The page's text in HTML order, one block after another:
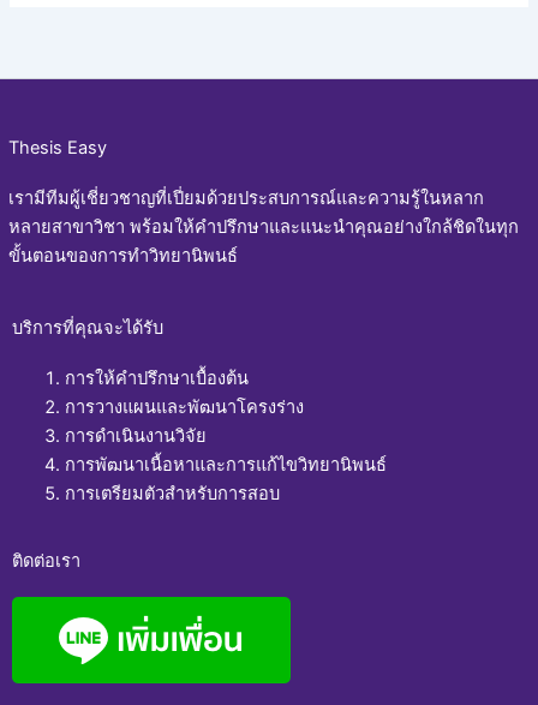
Thesis Easy
เรามีทีมผู้เชี่ยวชาญที่เปี่ยมด้วยประสบการณ์และความรู้ในหลาก
หลายสาขาวิชา พร้อมให้คำปรึกษาและแนะนำคุณอย่างใกล้ชิดในทุก
ขั้นตอนของการทำวิทยานิพนธ์
บริการที่คุณจะได้รับ
การให้คำปรึกษาเบื้องต้น
การวางแผนและพัฒนาโครงร่าง
การดำเนินงานวิจัย
การพัฒนาเนื้อหาและการแก้ไขวิทยานิพนธ์
การเตรียมตัวสำหรับการสอบ
ติดต่อเรา